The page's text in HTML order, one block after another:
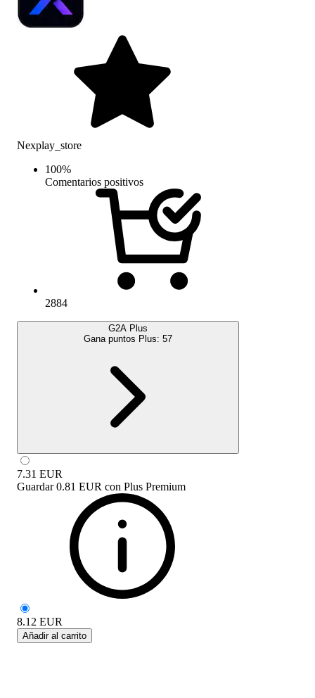
Nexplay_store
100%
Comentarios positivos
2884
G2A Plus
Gana puntos Plus: 57
7.31 EUR
Guardar 0.81 EUR con Plus Premium
8.12 EUR
Añadir al carrito